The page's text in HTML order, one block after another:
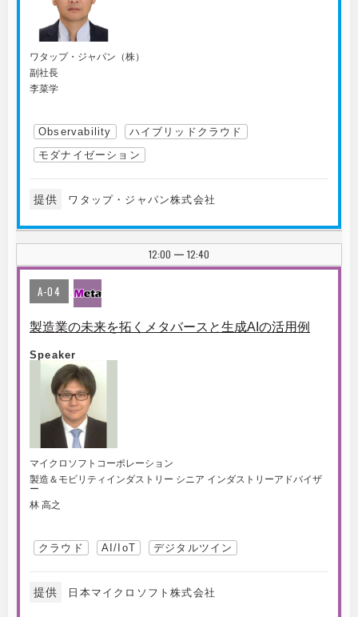
ワタップ・ジャパン（株）
副社長
李菜学
Observability
ハイブリッドクラウド
モダナイゼーション
提供 ワタップ・ジャパン株式会社
12:00 | 12:40
A-04
製造業の未来を拓くメタバースと生成AIの活用例
Speaker
マイクロソフトコーポレーション
製造＆モビリティインダストリー シニア インダストリーアドバイザ
ー
林 高之
クラウド AI/IoT デジタルツイン
提供 日本マイクロソフト株式会社